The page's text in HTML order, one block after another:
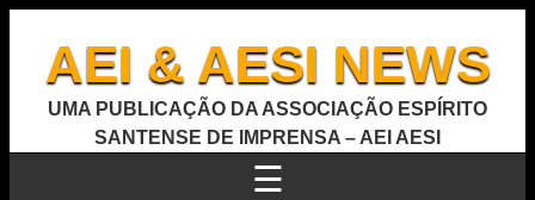
AEI & AESI NEWS
UMA PUBLICAÇÃO DA ASSOCIAÇÃO ESPÍRITO
SANTENSE DE IMPRENSA – AEI AESI
☰